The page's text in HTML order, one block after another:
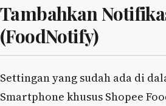
Tambahkan
(FoodNotify)
Settingan yang sudah ada di
Smartphone khusus Shopee